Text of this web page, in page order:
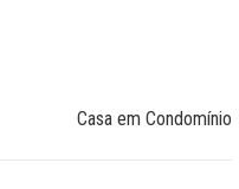
Casa em Condomínio